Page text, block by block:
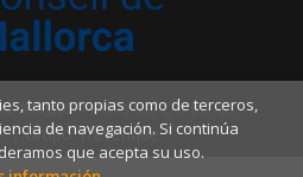
Màgic. Todos los Derechos
|Grupo Trevenque
tanto propias como de terceros,
de navegación. Si continúa
que acepta su uso.